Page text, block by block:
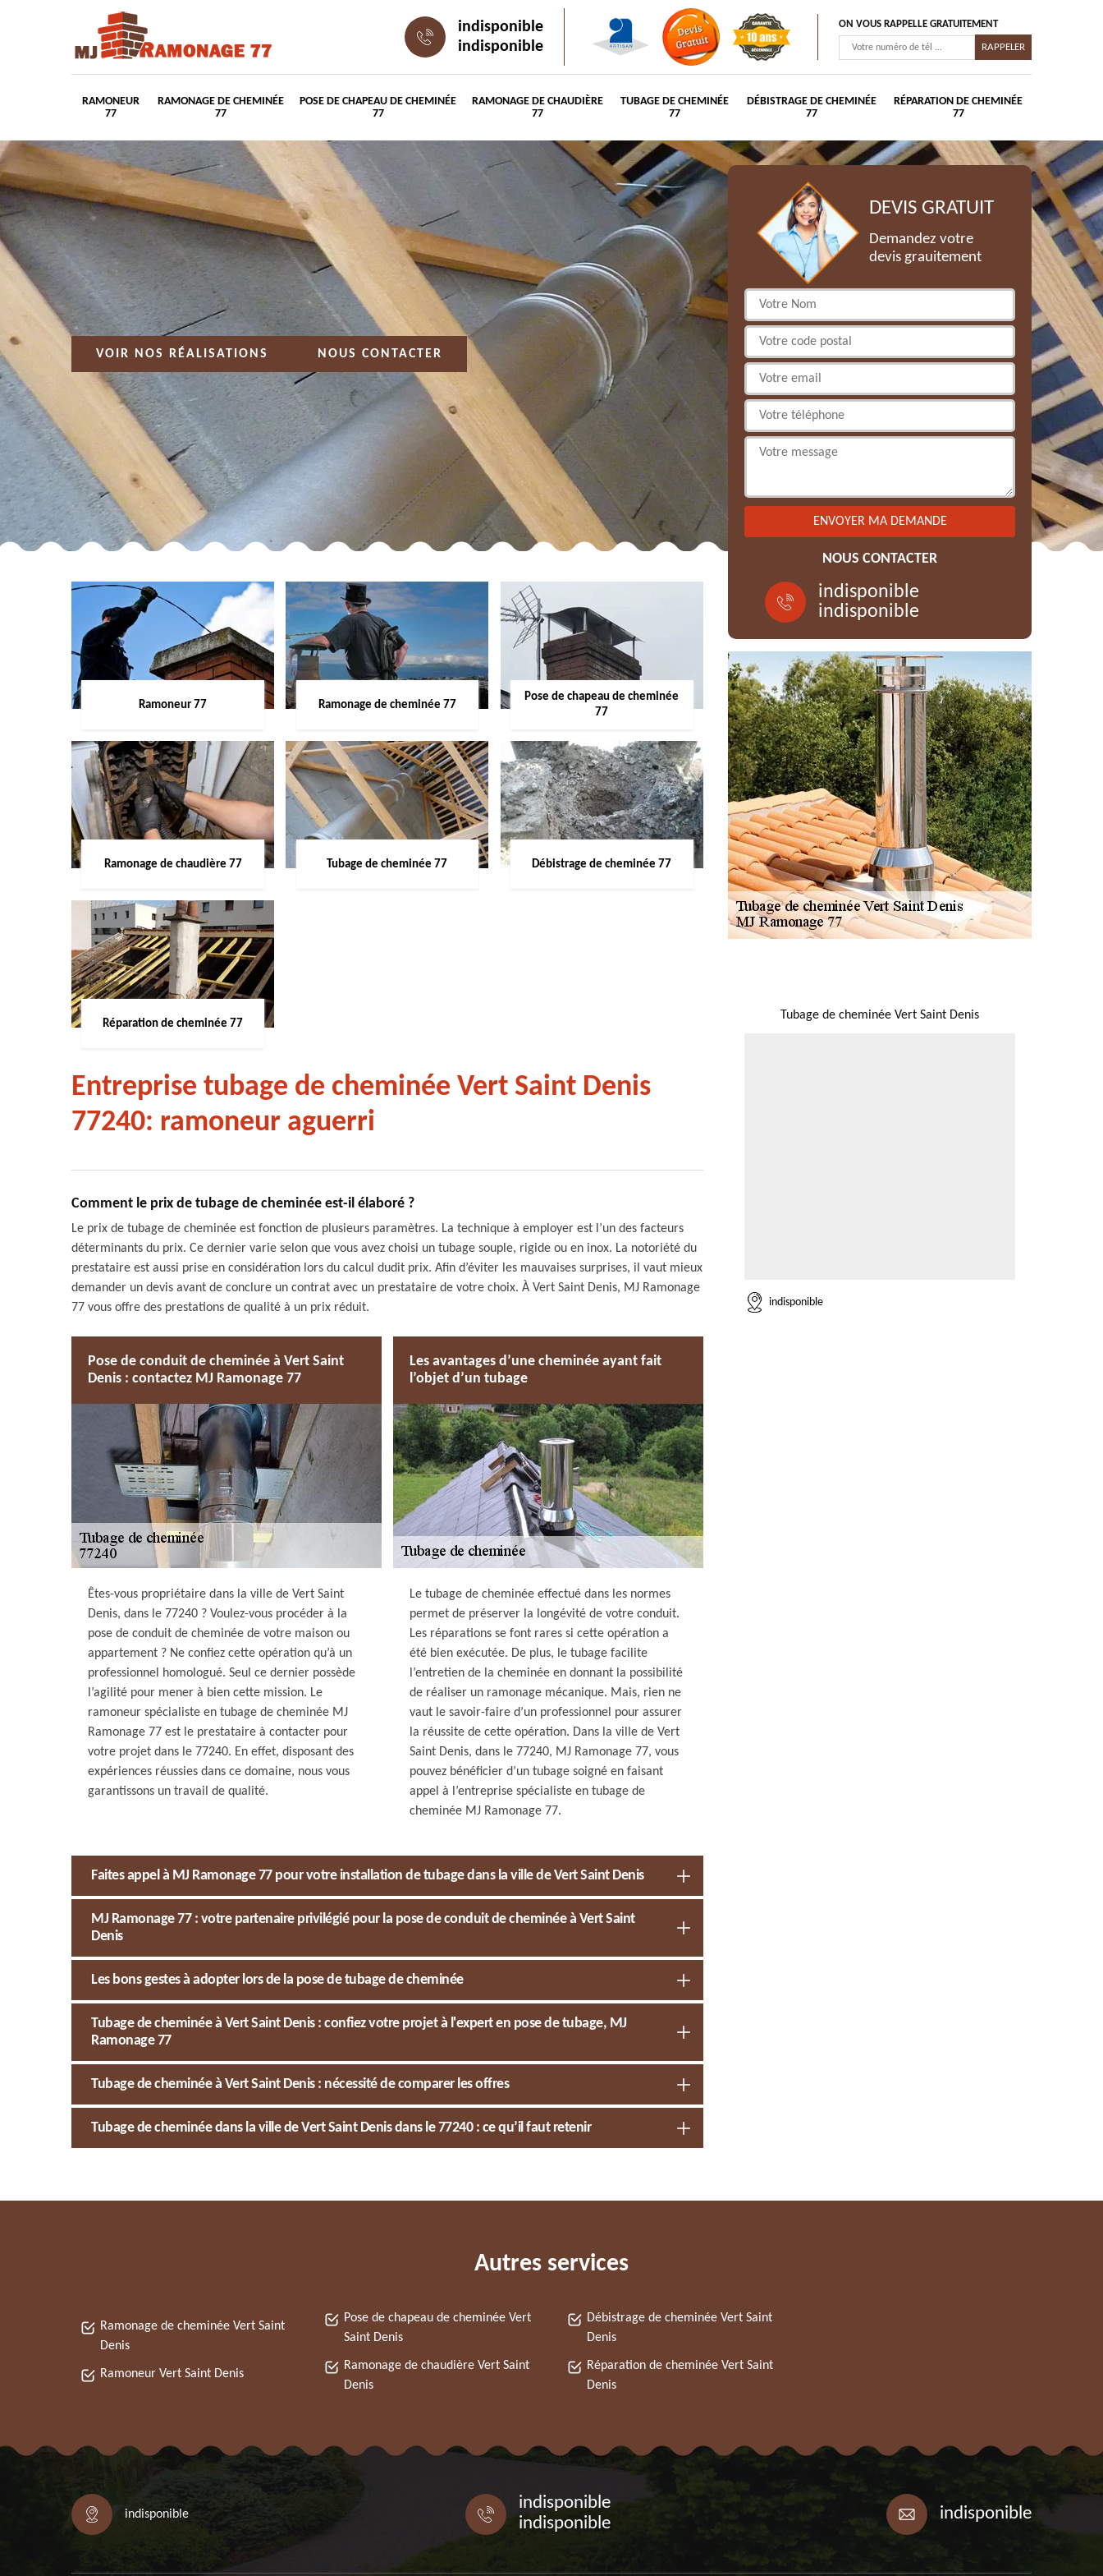
indisponible
indisponible
ON VOUS RAPPELLE GRATUITEMENT
RAMONEUR
77
RAMONAGE DE CHEMINÉE
77
POSE DE CHAPEAU DE CHEMINÉE
77
RAMONAGE DE CHAUDIÈRE
77
TUBAGE DE CHEMINÉE
77
DÉBISTRAGE DE CHEMINÉE
77
RÉPARATION DE CHEMINÉE
77
VOIR NOS RÉALISATIONS NOUS CONTACTER
Ramoneur 77 Ramonage de cheminée 77
Pose de chapeau de cheminée
77
Ramonage de chaudière 77 Tubage de cheminée 77 Débistrage de cheminée 77
Réparation de cheminée 77
Entreprise tubage de cheminée Vert Saint Denis
77240: ramoneur aguerri
Comment le prix de tubage de cheminée est-il élaboré ?
Le prix de tubage de cheminée est fonction de plusieurs paramètres. La technique à employer est l’un des facteurs
déterminants du prix. Ce dernier varie selon que vous avez choisi un tubage souple, rigide ou en inox. La notoriété du
prestataire est aussi prise en considération lors du calcul dudit prix. Afin d’éviter les mauvaises surprises, il vaut mieux
demander un devis avant de conclure un contrat avec un prestataire de votre choix. À Vert Saint Denis, MJ Ramonage
77 vous offre des prestations de qualité à un prix réduit.
Pose de conduit de cheminée à Vert Saint
Denis : contactez MJ Ramonage 77
Êtes-vous propriétaire dans la ville de Vert Saint
Denis, dans le 77240 ? Voulez-vous procéder à la
pose de conduit de cheminée de votre maison ou
appartement ? Ne confiez cette opération qu’à un
professionnel homologué. Seul ce dernier possède
l’agilité pour mener à bien cette mission. Le
ramoneur spécialiste en tubage de cheminée MJ
Ramonage 77 est le prestataire à contacter pour
votre projet dans le 77240. En effet, disposant des
expériences réussies dans ce domaine, nous vous
garantissons un travail de qualité.
Les avantages d’une cheminée ayant fait
l’objet d’un tubage
Le tubage de cheminée effectué dans les normes
permet de préserver la longévité de votre conduit.
Les réparations se font rares si cette opération a
été bien exécutée. De plus, le tubage facilite
l’entretien de la cheminée en donnant la possibilité
de réaliser un ramonage mécanique. Mais, rien ne
vaut le savoir-faire d’un professionnel pour assurer
la réussite de cette opération. Dans la ville de Vert
Saint Denis, dans le 77240, MJ Ramonage 77, vous
pouvez bénéficier d’un tubage soigné en faisant
appel à l’entreprise spécialiste en tubage de
cheminée MJ Ramonage 77.
Faites appel à MJ Ramonage 77 pour votre installation de tubage dans la ville de Vert Saint Denis
MJ Ramonage 77 : votre partenaire privilégié pour la pose de conduit de cheminée à Vert Saint
Denis
Les bons gestes à adopter lors de la pose de tubage de cheminée
Tubage de cheminée à Vert Saint Denis : confiez votre projet à l'expert en pose de tubage, MJ
Ramonage 77
Tubage de cheminée à Vert Saint Denis : nécessité de comparer les offres
Tubage de cheminée dans la ville de Vert Saint Denis dans le 77240 : ce qu’il faut retenir
DEVIS GRATUIT
Demandez votre
devis grauitement
NOUS CONTACTER
indisponible
indisponible
Tubage de cheminée Vert Saint Denis
indisponible
Autres services
Ramonage de cheminée Vert Saint
Denis
Ramoneur Vert Saint Denis
Pose de chapeau de cheminée Vert
Saint Denis
Ramonage de chaudière Vert Saint
Denis
Débistrage de cheminée Vert Saint
Denis
Réparation de cheminée Vert Saint
Denis
indisponible
indisponible
indisponible
indisponible